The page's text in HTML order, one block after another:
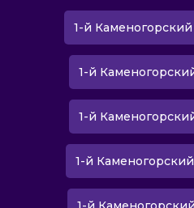
1-й Каменогорский
1-й
1-й
1-й